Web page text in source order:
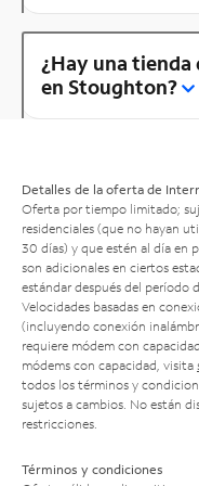
¿Hay una tienda
en Stoughton?
Detalles de la oferta de
Oferta por tiempo limitado;
residenciales (que no hayan
30 días) y que estén al día en
son adicionales en ciertos
estándar después del período
Velocidades basadas en
(incluyendo conexión
requiere módem con
módems con capacidad, visita
todos los términos y
sujetos a cambios. No están
restricciones.
Términos y condiciones